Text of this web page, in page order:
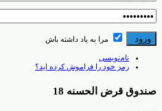
مرا به یاد داشته باش
نام‌نویسی
رمز خود را فراموش کرده اید؟
صندوق قرض الحسنه 18